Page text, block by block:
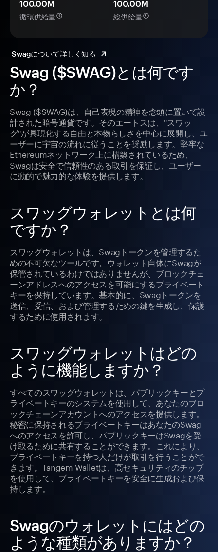
Swag ($SWAG)とは何です
か？
Swag ($SWAG)は、自己表現の精神を念頭に置いて設
計された暗号通貨です。そのエートスは、"スワッ
グ"が具現化する自由と本物らしさを中心に展開し、ユ
ーザーに宇宙の流れに従うことを奨励します。堅牢な
Ethereumネットワーク上に構築されているため、
Swagは安全で信頼性のある取引を保証し、ユーザー
に動的で魅力的な体験を提供します。
スワッグウォレットとは何
ですか？
スワッグウォレットは、Swagトークンを管理するた
めの不可欠なツールです。ウォレット自体にSwagが
保管されているわけではありませんが、ブロックチェ
ーンアドレスへのアクセスを可能にするプライベート
キーを保持しています。基本的に、Swagトークンを
送信、受信、および管理するための鍵を生成し、保護
するために使用されます。
スワッグウォレットはどの
ように機能しますか？
すべてのスワッグウォレットは、パブリックキーとプ
ライベートキーのシステムを使用して、あなたのブロ
ックチェーンアカウントへのアクセスを提供します。
秘密に保持されるプライベートキーはあなたのSwag
へのアクセスを許可し、パブリックキーはSwagを受
け取るために共有することができます。これにより、
プライベートキーを持つ人だけが取引を行うことがで
きます。Tangem Walletは、高セキュリティのチップ
を使用して、プライベートキーを安全に生成および保
持します。
Swagのウォレットにはどの
ような種類がありますか？
100.00M
循環供給量
100.00M
総供給量
Swagについて詳しく知る